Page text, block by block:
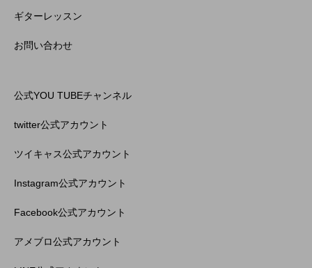
ギターレッスン
お問い合わせ
公式YOU TUBEチャンネル
twitter公式アカウント
ツイキャス公式アカウント
Instagram公式アカウント
Facebook公式アカウント
アメブロ公式アカウント